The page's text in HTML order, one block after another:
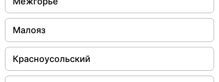
Малояз
Красноусольский